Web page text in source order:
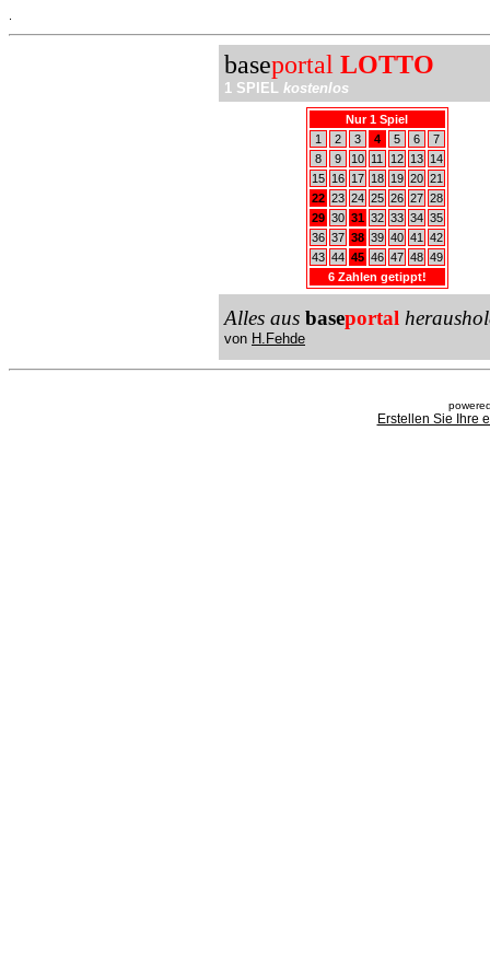
baseportal LOTTO
1 SPIEL kostenlos
Nur 1 Spiel
1
2 3 4 5 6
7
8
9 10 11 12 13
14
15
16 17 18 19 20 21
22 23 24 25 26 27 28
29 30 31 32 33 34 35
36 37 38 39 40 41
42
43 44 45 46 47 48 49
6 Zahlen getippt!
Alles aus baseportal
von H.Fehde
Erstellen Sie Ihre